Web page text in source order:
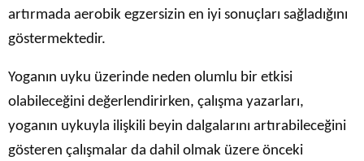
artırmada aerobik egzersizin en iyi sonuçları sağladığını
göstermektedir.
Yoganın uyku üzerinde neden olumlu bir etkisi
olabileceğini değerlendirirken, çalışma yazarları,
yoganın uykuyla ilişkili beyin dalgalarını artırabileceğini
gösteren çalışmalar da dahil olmak üzere önceki